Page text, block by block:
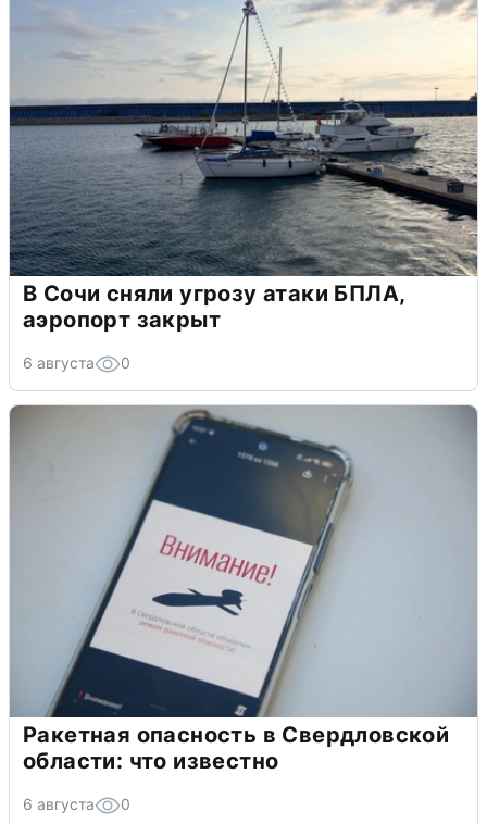
В Сочи сняли угрозу атаки БПЛА,
аэропорт закрыт
6 августа 0
Ракетная опасность в Свердловской
области: что известно
6 августа 0